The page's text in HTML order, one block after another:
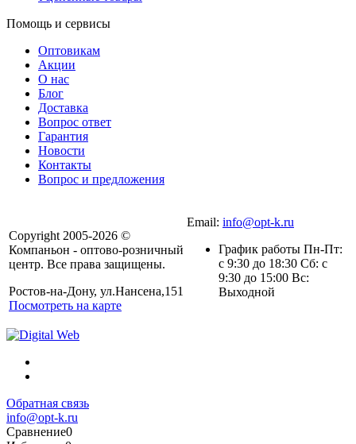
Помощь и сервисы
Оптовикам
Акции
О нас
Блог
Доставка
Вопрос ответ
Гарантия
Новости
Контакты
Вопрос и предложения
Copyright 2005-2026 ©
Компаньон - оптово-розничный
центр. Все права защищены.
Ростов-на-Дону, ул.Нансена,151
Посмотреть на карте
Email: info@opt-k.ru
График работы Пн-Пт:
с 9:30 до 18:30 Сб: с
9:30 до 15:00 Вс:
Выходной
Обратная связь
info@opt-k.ru
Сравнение0